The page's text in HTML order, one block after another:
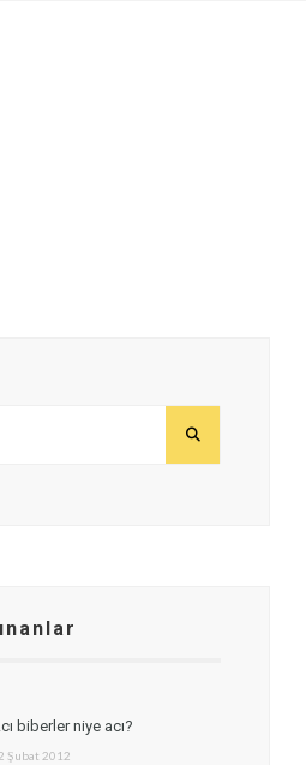
biberler niye acı?
Şubat 2012